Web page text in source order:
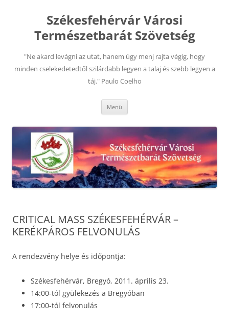
tartalombaSzékesfehérvár Városi
Természetbarát Szövetség
"Ne akard levágni az utat, hanem úgy menj rajta végig, hogy
minden cselekedetedtől szilárdabb legyen a talaj és szebb legyen a
táj." Paulo Coelho
Menü
CRITICAL MASS SZÉKESFEHÉRVÁR –
KERÉKPÁROS FELVONULÁS
A rendezvény helye és időpontja:
Székesfehérvár, Bregyó, 2011. április 23.
14:00-tól gyülekezés a Bregyóban
17:00-tól felvonulás